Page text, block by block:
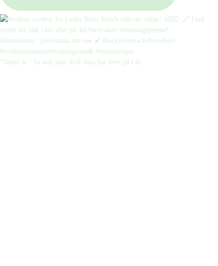
“Næste år.” To ord, som AGF-fans har levet på i år